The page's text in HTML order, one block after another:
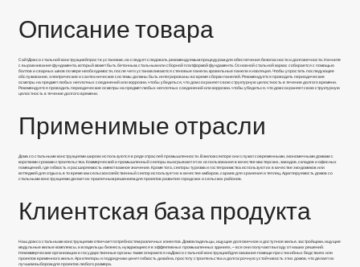
Описание товара
СайтДом со стальной конструкциейпрост в установке, но следует следовать рекомендуемым процедурам для обеспечения безопасности и долговечности. Начните
с выравнивания фундамента, который может быть бетонным, стальным или сборной платформой фундамента. Основной стальной каркас собирается с помощью
болтов и сварных швов по мере необходимости, после чего устанавливаются стеновые панели, кровельные панели и изоляция. Чтобы упростить последующее
обслуживание, электрические и сантехнические системы должны быть интегрированы во время сборки панелей. Рекомендуется проводить периодические
осмотры на предмет любых неплотных соединений или коррозии, чтобы убедиться, что дом сохраняет свою структурную целостность в течение долгого времени.
Рекомендуется проводить периодические осмотры на предмет любых неплотных соединений или коррозии, чтобы убедиться, что дом сохраняет свою структурную
целостность в течение долгого времени.
Применимые отрасли
Дома со стальными конструкциями широко используются в ряде отраслей промышленности. В жилом секторе они служат современными, экономичными домами с
короткими сроками строительства. Коммерческий и промышленный секторы выигрывают от их использования в качестве мастерских, заводов, складов и офисных
помещений, где гибкость и расширяемость имеют важное значение. Кроме того, секторы туризма и гостеприимства используют их в качестве эко-домиков или
коттеджей для отдыха, в то время как сельскохозяйственный сектор использует их в качестве амбаров, сараев для хранения и теплиц. Адаптируемость домов со
стальными конструкциями делает их практичным решением для проектов развития городских и сельских районов.
Клиентская база продукта
Наш дом со стальными конструкциями отвечает потребностям различных клиентов. Домовладельцы, ищущие долговечное и доступное жилье, застройщики, ищущие
модульные жилые комплексы, и владельцы бизнеса, нуждающиеся в эффективных промышленных зданиях, — все они получают выгоду от наших решений.
Некоммерческие организации и государственные органы также опираются наДом со стальной конструкциейдля оказания помощи при стихийных бедствиях или
проектов временного жилья. Архитекторы и подрядчики ценят гибкость дизайна, простоту строительства и долгосрочную устойчивость этих домов, что делает их
лучшим выбором для проектов любого размера.